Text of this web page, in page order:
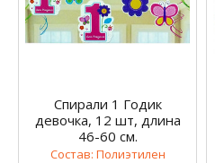
Спирали 1 Годик
девочка, 12 шт, длина
46-60 см.
Состав: Полиэтилен